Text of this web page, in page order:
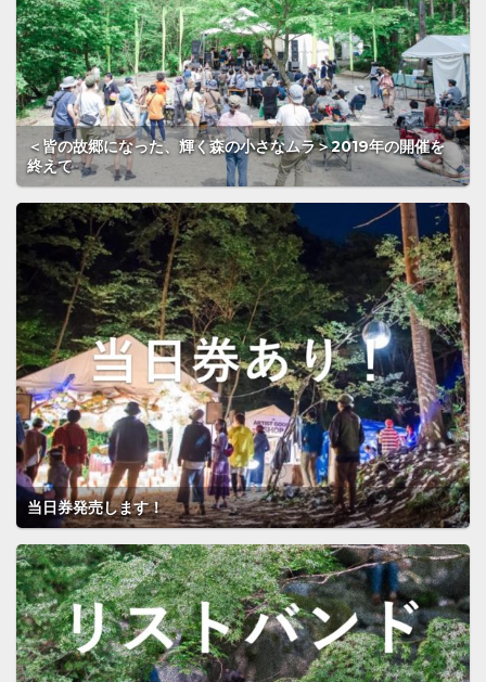
＜皆の故郷になった、輝く森の小さなムラ＞2019年の開催を
終えて
当日券発売します！